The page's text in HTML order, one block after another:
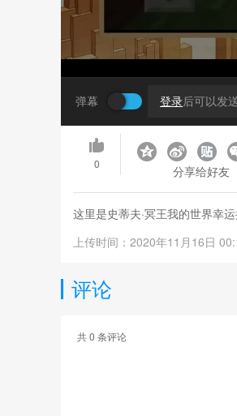
弹幕 登录后可以发
0 分享给好友
这里是史蒂夫·冥王我的世界幸
上传时间：2020年11月16日
评论
共0 条评论